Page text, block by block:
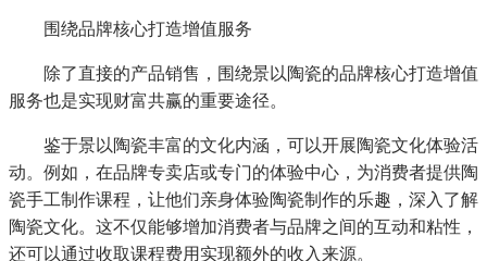
围绕品牌核心打造增值服务
除了直接的产品销售，围绕景以陶瓷的品牌核心打造增值
服务也是实现财富共赢的重要途径。
鉴于景以陶瓷丰富的文化内涵，可以开展陶瓷文化体验活
动。例如，在品牌专卖店或专门的体验中心，为消费者提供陶
瓷手工制作课程，让他们亲身体验陶瓷制作的乐趣，深入了解
陶瓷文化。这不仅能够增加消费者与品牌之间的互动和粘性，
还可以通过收取课程费用实现额外的收入来源。